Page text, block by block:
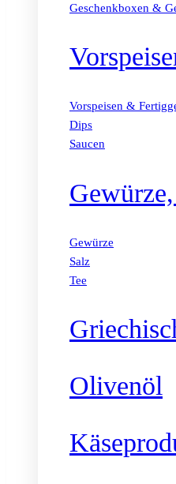
Geschenkboxen &
Vorspeisen &
Dips
Saucen
Gewürze
Salz
Tee
Olivenöl